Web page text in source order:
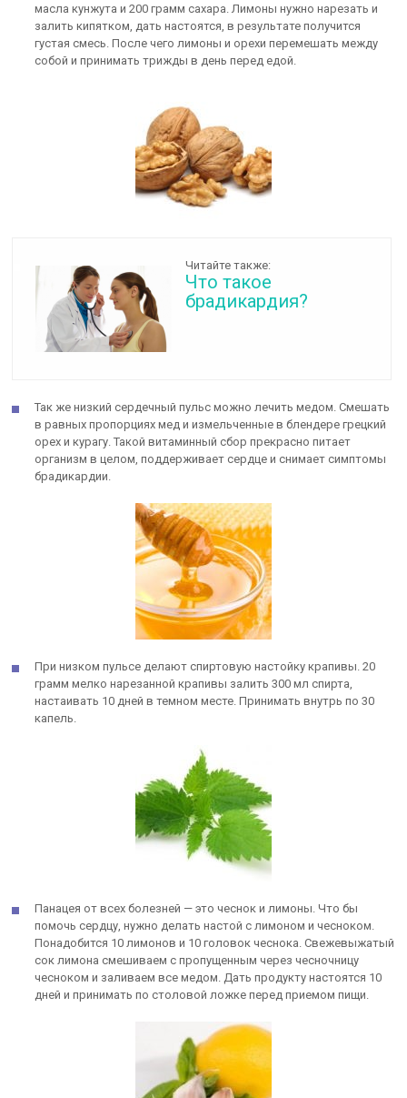
масла кунжута и 200 грамм сахара. Лимоны нужно нарезать и
залить кипятком, дать настоятся, в результате получится
густая смесь. После чего лимоны и орехи перемешать между
собой и принимать трижды в день перед едой.
Читайте также:
Что такое
брадикардия?
Так же низкий сердечный пульс можно лечить медом. Смешать
в равных пропорциях мед и измельченные в блендере грецкий
орех и курагу. Такой витаминный сбор прекрасно питает
организм в целом, поддерживает сердце и снимает симптомы
брадикардии.
При низком пульсе делают спиртовую настойку крапивы. 20
грамм мелко нарезанной крапивы залить 300 мл спирта,
настаивать 10 дней в темном месте. Принимать внутрь по 30
капель.
Панацея от всех болезней — это чеснок и лимоны. Что бы
помочь сердцу, нужно делать настой с лимоном и чесноком.
Понадобится 10 лимонов и 10 головок чеснока. Свежевыжатый
сок лимона смешиваем с пропущенным через чесночницу
чесноком и заливаем все медом. Дать продукту настоятся 10
дней и принимать по столовой ложке перед приемом пищи.